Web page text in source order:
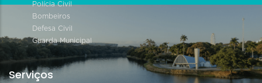
Polícia Civil
Bombeiros
Defesa Civil
Guarda Municipal
Serviços